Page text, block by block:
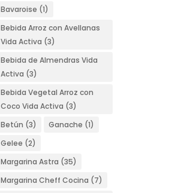
Bavaroise (1)
Bebida Arroz con Avellanas
Vida Activa (3)
Bebida de Almendras Vida
Activa (3)
Bebida Vegetal Arroz con
Coco Vida Activa (3)
Betún (3) Ganache (1)
Gelee (2)
Margarina Astra (35)
Margarina Cheff Cocina (7)